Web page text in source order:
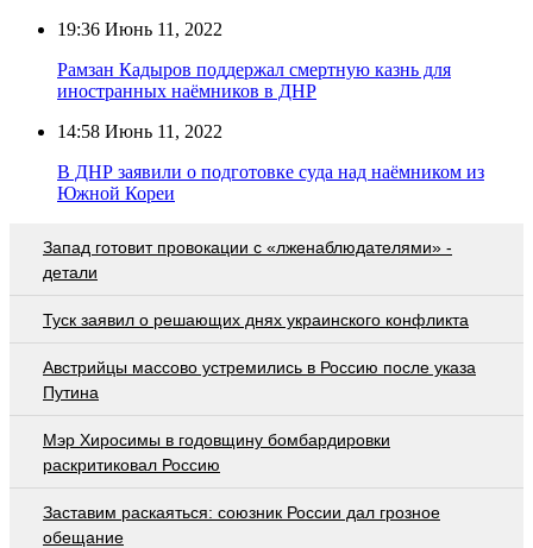
19:36 Июнь 11, 2022
Рамзан Кадыров поддержал смертную казнь для
иностранных наёмников в ДНР
14:58 Июнь 11, 2022
В ДНР заявили о подготовке суда над наёмником из
Южной Кореи
Запад готовит провокации с «лженаблюдателями» -
детали
Туск заявил о решающих днях украинского конфликта
Австрийцы массово устремились в Россию после указа
Путина
Мэр Хиросимы в годовщину бомбардировки
раскритиковал Россию
Заставим раскаяться: союзник России дал грозное
обещание